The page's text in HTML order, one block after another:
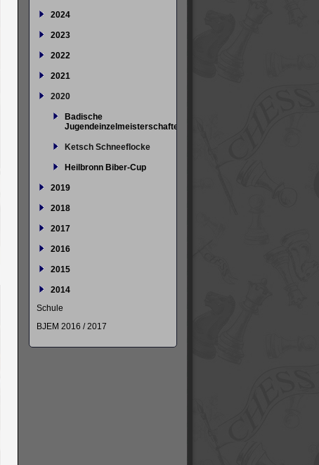
2024
2023
2022
2021
2020
Badische
Jugendeinzelmeisterschaften
Ketsch Schneeflocke
Heilbronn Biber-Cup
2019
2018
2017
2016
2015
2014
Schule
BJEM 2016 / 2017